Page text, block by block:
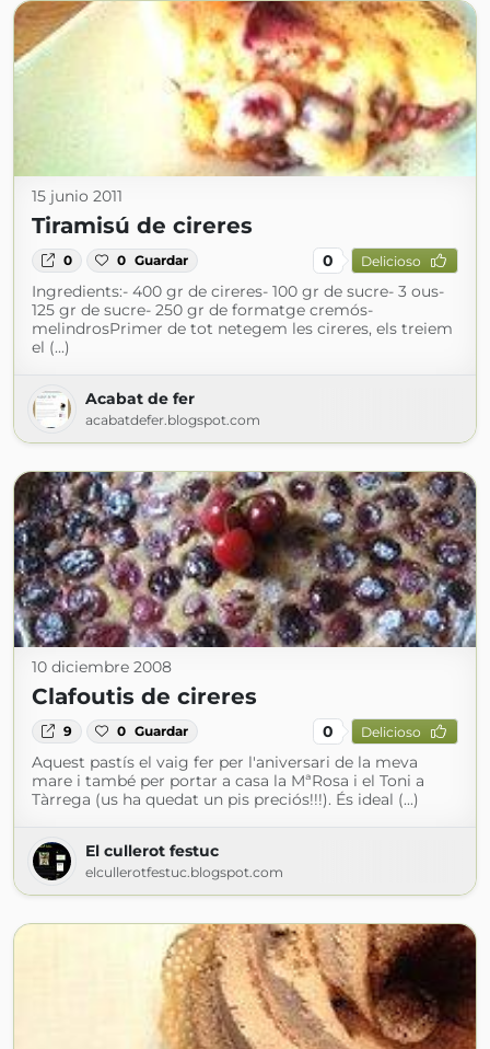
15 junio 2011
Tiramisú de cireres
0 0 Guardar 0 Delicioso
Ingredients:- 400 gr de cireres- 100 gr de sucre- 3 ous-
125 gr de sucre- 250 gr de formatge cremós-
melindrosPrimer de tot netegem les cireres, els treiem
el (...)
Acabat de fer
acabatdefer.blogspot.com
10 diciembre 2008
Clafoutis de cireres
9 0 Guardar 0 Delicioso
Aquest pastís el vaig fer per l'aniversari de la meva
mare i també per portar a casa la MªRosa i el Toni a
Tàrrega (us ha quedat un pis preciós!!!). És ideal (...)
El cullerot festuc
elcullerotfestuc.blogspot.com